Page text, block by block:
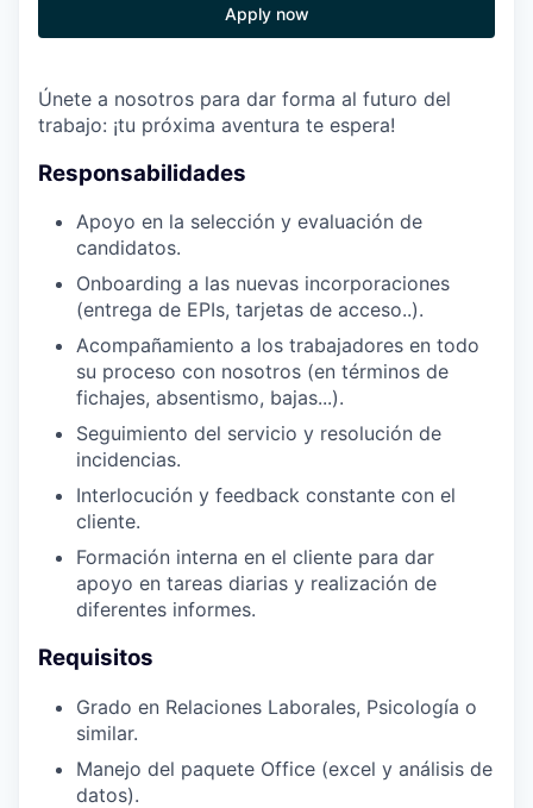
Apply now
Únete a nosotros para dar forma al futuro del
trabajo: ¡tu próxima aventura te espera!
Responsabilidades
Apoyo en la selección y evaluación de
candidatos.
Onboarding a las nuevas incorporaciones
(entrega de EPIs, tarjetas de acceso..).
Acompañamiento a los trabajadores en todo
su proceso con nosotros (en términos de
fichajes, absentismo, bajas...).
Seguimiento del servicio y resolución de
incidencias.
Interlocución y feedback constante con el
cliente.
Formación interna en el cliente para dar
apoyo en tareas diarias y realización de
diferentes informes.
Requisitos
Grado en Relaciones Laborales, Psicología o
similar.
Manejo del paquete Office (excel y análisis de
datos).